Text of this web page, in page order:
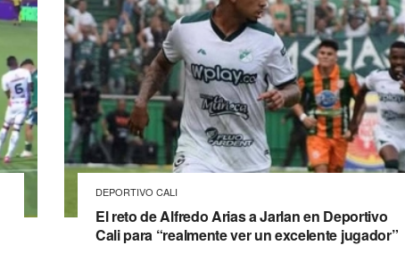
DEPORTIVO CALI
El reto de Alfredo Arias a Jarlan en Deportivo
Cali para “realmente ver un excelente jugador”